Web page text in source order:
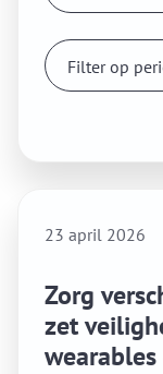
Filter op
23 april 2026
Zorg
zet